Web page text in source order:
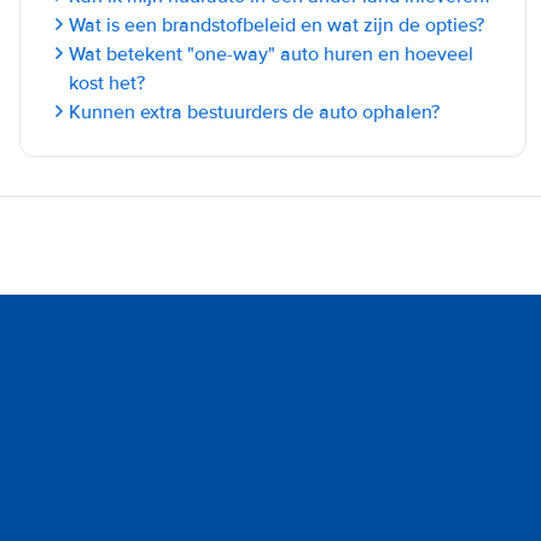
Wat is een brandstofbeleid en wat zijn de opties?
Wat betekent "one-way" auto huren en hoeveel
kost het?
Kunnen extra bestuurders de auto ophalen?